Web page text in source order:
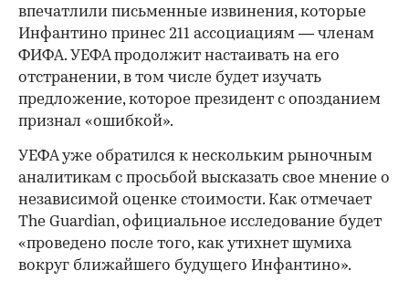
впечатлили письменные извинения, которые
Инфантино принес 211 ассоциациям — членам
ФИФА. УЕФА продолжит настаивать на его
отстранении, в том числе будет изучать
предложение, которое президент с опозданием
признал «ошибкой».
УЕФА уже обратился к нескольким рыночным
аналитикам с просьбой высказать свое мнение о
независимой оценке стоимости. Как отмечает
The Guardian, официальное исследование будет
«проведено после того, как утихнет шумиха
вокруг ближайшего будущего Инфантино».